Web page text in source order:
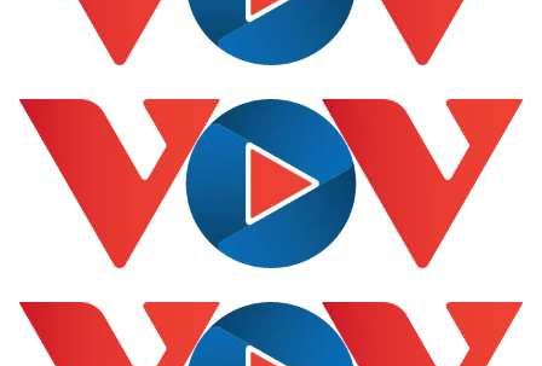
Thế giới
Cuộc sống đó đây
Multimedia
Video
Ảnh
Infographic